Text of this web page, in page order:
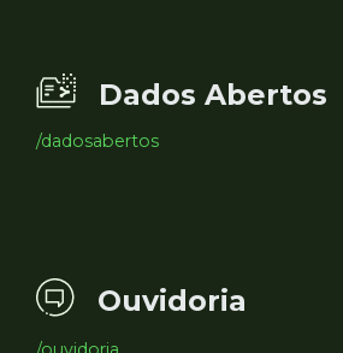
Dados Abertos
/dadosabertos
Ouvidoria